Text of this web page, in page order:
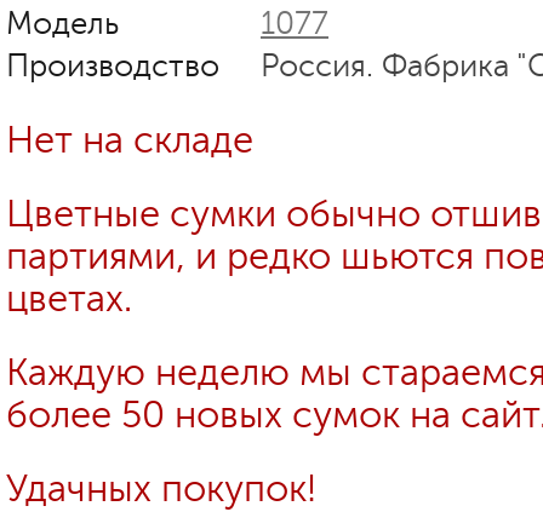
Модель
1077
Производство
Россия. Фабрика
Нет на складе
Цветные сумки обычно
партиями, и редко шьются
цветах.
Каждую неделю мы
более 50 новых сумок на
Удачных покупок!